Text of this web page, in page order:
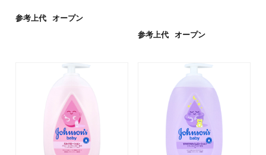
参考上代 オープン
参考上代 オープン